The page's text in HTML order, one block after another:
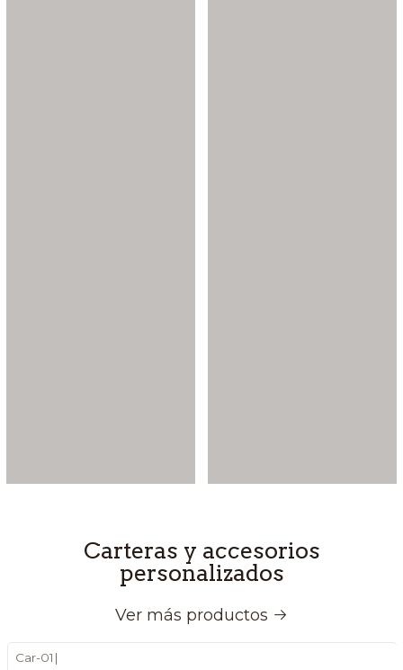
Carteras y accesorios
personalizados
Ver más productos
Car-01 |